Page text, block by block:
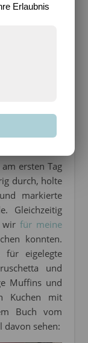
Kids
ersten Tag
durch, holte
markierte
Gleichzeitig
wirfür meine
konnten.
für eigelegte
und
Muffins und
Kuchen mit
Buch vom
davon sehen:
Erlaubnis